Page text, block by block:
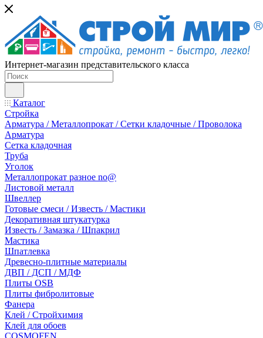
Интернет-магазин представительского класса
Каталог
Стройка
Арматура / Металлопрокат / Сетки кладочные / Проволока
Арматура
Сетка кладочная
Труба
Уголок
Металлопрокат разное no@
Листовой металл
Швеллер
Готовые смеси / Известь / Мастики
Декоративная штукатурка
Известь / Замазка / Шпакрил
Мастика
Шпатлевка
Древесно-плитные материалы
ДВП / ДСП / МДФ
Плиты OSB
Плиты фибролитовые
Фанера
Клей / Стройхимия
Клей для обоев
COSMOFEN